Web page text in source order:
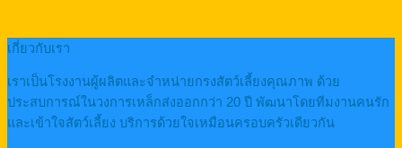
เกี่ยวกับเรา
เราเป็นโรงงานผู้ผลิตและจำหน่ายกรงสัตว์เลี้ยงคุณภาพ ด้วย
ประสบการณ์ในวงการเหล็กส่งออกกว่า 20 ปี พัฒนาโดยทีมงานคนรัก
และเข้าใจสัตว์เลี้ยง บริการด้วยใจเหมือนครอบครัวเดียวกัน